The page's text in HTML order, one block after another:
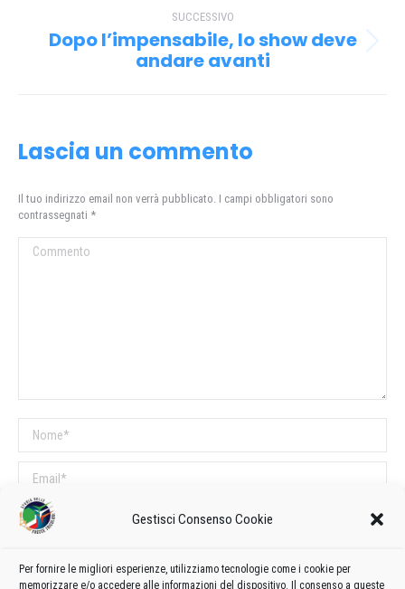
Gestisci Consenso Cookie
Per fornire le migliori esperienze, utilizziamo tecnologie come i cookie per
memorizzare e/o accedere alle informazioni del dispositivo. Il consenso a queste
SUCCESSIVO
Prossimo
post:
Dopo l’impensabile, lo show deve
andare avanti
Lascia un commento
Il tuo indirizzo email non verrà pubblicato. I campi obbligatori sono
contrassegnati *
Commento
Nome *
Email *
Sito web
COMMENTI SUL POST